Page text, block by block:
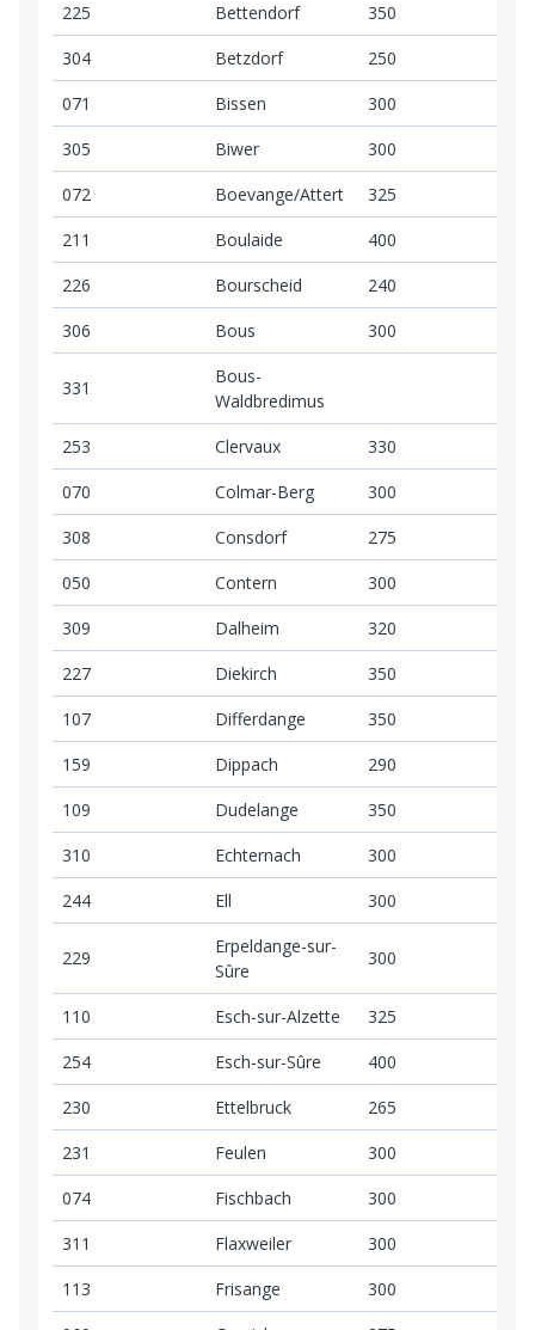
225
Bettendorf 350
304
Betzdorf 250
071
Bissen 300
305
Biwer 300
072
Boevange/Attert 325
211
Boulaide 400
226
Bourscheid 240
306
Bous 300
331
Bous-
Waldbredimus
253
Clervaux 330
070
Colmar-Berg 300
308
Consdorf 275
050
Contern 300
309
Dalheim 320
227
Diekirch 350
107
Differdange 350
159
Dippach 290
109
Dudelange 350
310
Echternach 300
244
Ell 300
229
Erpeldange-sur-
Sûre
300
110 Esch-sur-Alzette 325
254
Esch-sur-Sûre 400
230
Ettelbruck 265
231
Feulen 300
074
Fischbach 300
311
Flaxweiler 300
113
Frisange 300